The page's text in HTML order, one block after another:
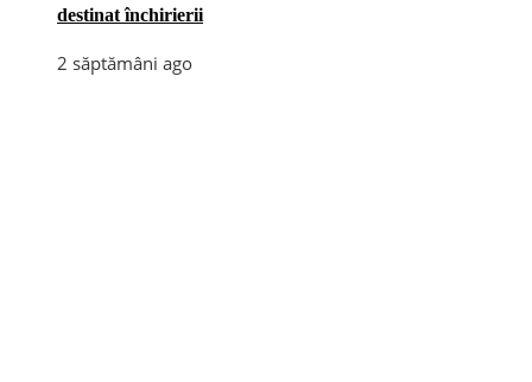
destinat închirierii
2 săptămâni ago